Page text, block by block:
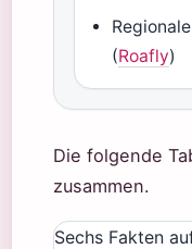
(Roafly)
Die folgende
zusammen.
Sechs Fakten